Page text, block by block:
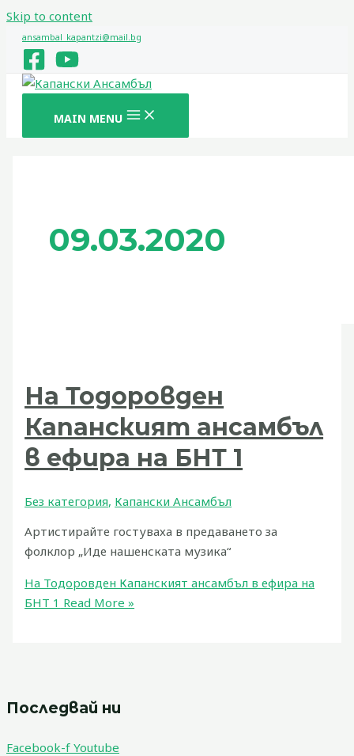
Skip to content
ansambal_kapantzi@mail.bg
MAIN MENU
09.03.2020
На Тодоровден
Капанският ансамбъл
в ефира на БНТ 1
Без категория, Капански Ансамбъл
Артистирайте гостуваха в предаването за
фолклор „Иде нашенската музика“
На Тодоровден Капанският ансамбъл в ефира на
БНТ 1 Read More »
Последвай ни
Facebook-f Youtube